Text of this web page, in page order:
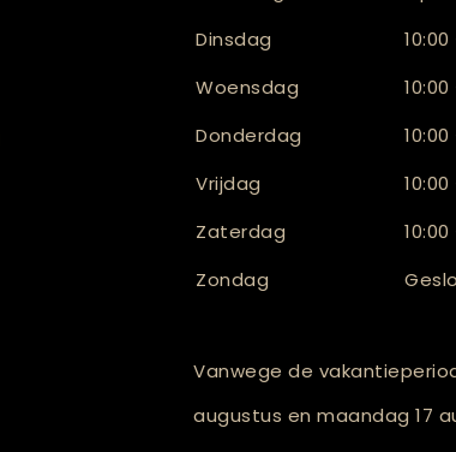
Dinsdag
Woensdag
Donderdag
Vrijdag
Zaterdag
Zondag
Vanwege de
augustus en maandag 17